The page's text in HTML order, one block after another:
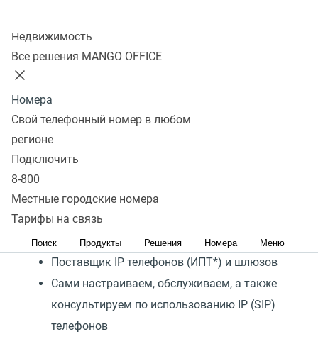
Недвижимость
Все решения MANGO OFFICE
Номера
Свой телефонный номер в любом
регионе
Подключить
8-800
Местные городские номера
Тарифы на связь
Поиск Продукты Решения Номера Меню
MANGO OFFICE представляет решение, с помощью
которого телефонизация бизнеса «под ключ»
займет буквально 15 минут. Это стало
возможным потому, что мы:
Оператор связи
Разработчик программного обеспечения,
в том числе телефонных систем
Поставщик IP телефонов (ИПТ*) и шлюзов
Сами настраиваем, обслуживаем, а также
консультируем по использованию IP (SIP)
телефонов